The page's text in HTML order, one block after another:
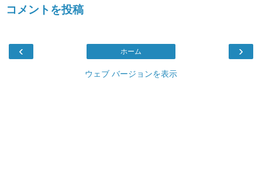
コメントを投稿
‹ ›
ホーム
ウェブ バージョンを表示